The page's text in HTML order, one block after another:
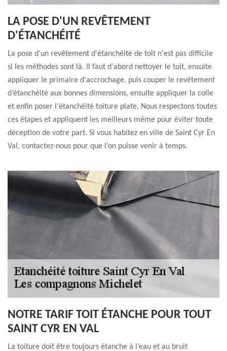
LA POSE D'UN REVÊTEMENT
D'ÉTANCHÉITÉ
La pose d'un revêtement d'étanchéité de toit n'est pas difficile
si les méthodes sont là. Il faut d'abord nettoyer le toit, ensuite
appliquer le primaire d'accrochage, puis couper le revêtement
d’étanchéité aux bonnes dimensions, ensuite appliquer la colle
et enfin poser l'étanchéité toiture plate. Nous respectons toutes
ces étapes et appliquent les meilleurs même pour éviter toute
déception de votre part. Si vous habitez en ville de Saint Cyr En
Val, contactez-nous pour que l’on puisse venir à temps.
NOTRE TARIF TOIT ÉTANCHE POUR TOUT
SAINT CYR EN VAL
La toiture doit être toujours étanche à l’eau et au bruit